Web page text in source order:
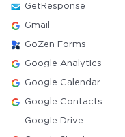
GetResponse
Gmail
GoZen Forms
Google Analytics
Google Calendar
Google Contacts
Google Drive